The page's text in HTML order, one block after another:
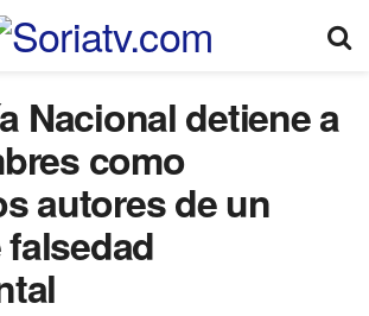
Nacional detiene a
como
autores de un